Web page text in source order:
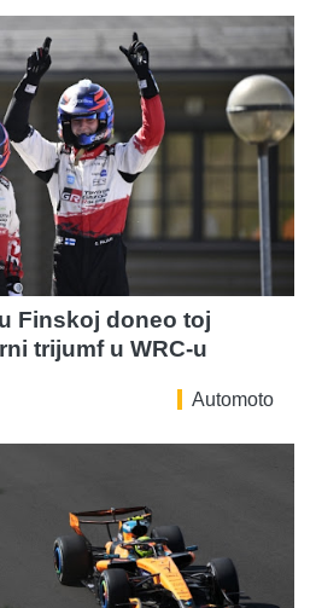
Finskoj doneo toj
trijumf u WRC-u
Automoto